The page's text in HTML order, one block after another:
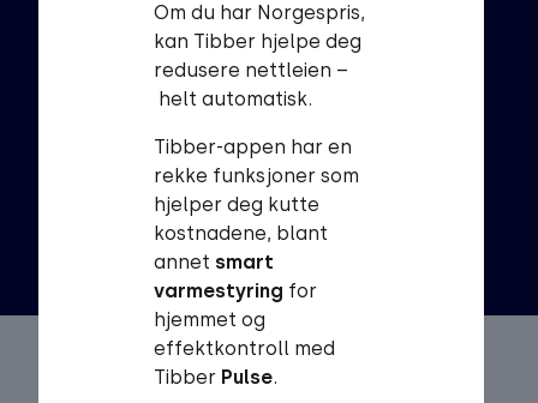
Om du har Norgespris,
kan Tibber hjelpe deg
redusere nettleien –
helt automatisk.
Tibber-appen har en
rekke funksjoner som
hjelper deg kutte
kostnadene, blant
annet smart
varmestyring for
hjemmet og
effektkontroll med
Tibber Pulse.
pr. måned og for strømmen du bruker (spotpris
fra Nord Pool + maks 2 øre pr. kWt som dekker
alle avgifter).
Last ned Tibber